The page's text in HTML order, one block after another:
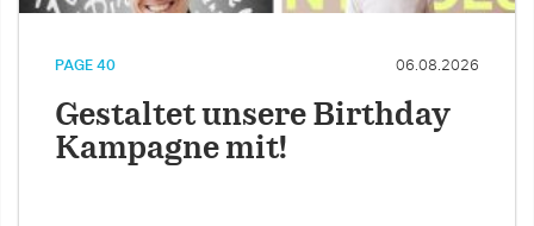
PAGE 40 06.08.2026
Gestaltet unsere Birthday
Kampagne mit!